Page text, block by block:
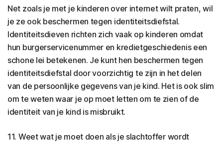
Net zoals je met je kinderen over internet wilt praten, wil
je ze ook beschermen tegen identiteitsdiefstal.
Identiteitsdieven richten zich vaak op kinderen omdat
hun burgerservicenummer en kredietgeschiedenis een
schone lei betekenen. Je kunt hen beschermen tegen
identiteitsdiefstal door voorzichtig te zijn in het delen
van de persoonlijke gegevens van je kind. Het is ook slim
om te weten waar je op moet letten om te zien of de
identiteit van je kind is misbruikt.
11. Weet wat je moet doen als je slachtoffer wordt